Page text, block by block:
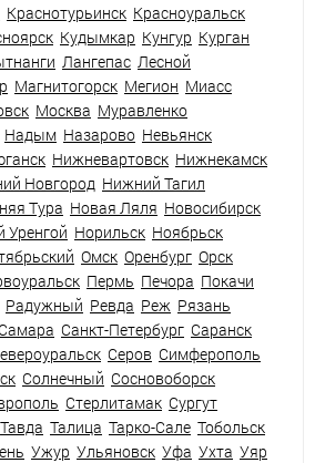
Краснотурьинск Красноуральск
Кудымкар Кунгур Курган
Лангепас Лесной
Магнитогорск Мегион Миасс
Москва Муравленко
Надым Назарово Невьянск
Нижневартовск Нижнекамск
Новгород Нижний Тагил
Тура Новая Ляля Новосибирск
Уренгой Норильск Ноябрьск
Омск Оренбург Орск
Пермь Печора Покачи
Радужный Ревда Реж Рязань
Самара Санкт-Петербург Саранск
Серов Симферополь
Солнечный Сосновоборск
Стерлитамак Сургут
Тавда Талица Тарко-Сале Тобольск
Ужур Ульяновск Уфа Ухта Уяр